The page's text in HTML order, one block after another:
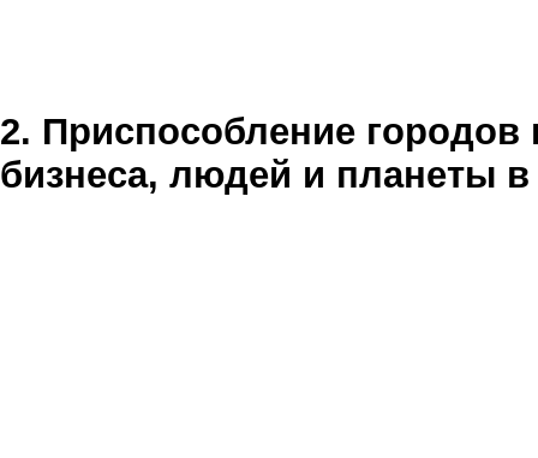
2. Приспособление городов
бизнеса, людей и планеты